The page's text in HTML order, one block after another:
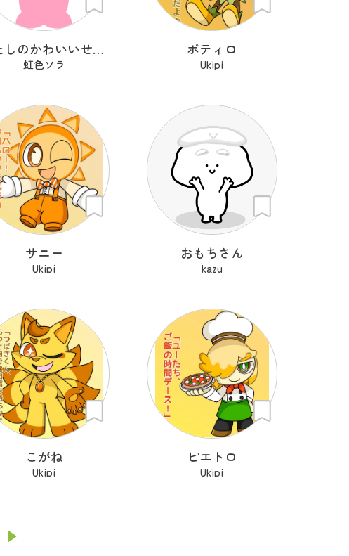
わたしのかわいいせかい
虹色ソラ
ポティロ
Ukipi
サニー
Ukipi
おもちさん
kazu
こがね
Ukipi
ピエトロ
Ukipi